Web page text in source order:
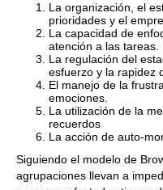
La organización, el
prioridades y el
La capacidad de
atención a las tareas.
La regulación del
esfuerzo y la rapidez
El manejo de la
emociones.
La utilización de la
recuerdos
La acción de auto-
Siguiendo el modelo de
agrupaciones llevan a